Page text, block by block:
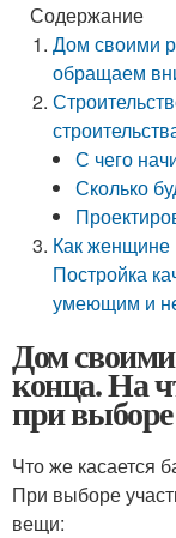
Содержание
Дом своими
обращаем
С чего
Сколько
Как женщине
Постройка
умеющим и
Дом
конца. На
при
Что же касается
При выборе
вещи: